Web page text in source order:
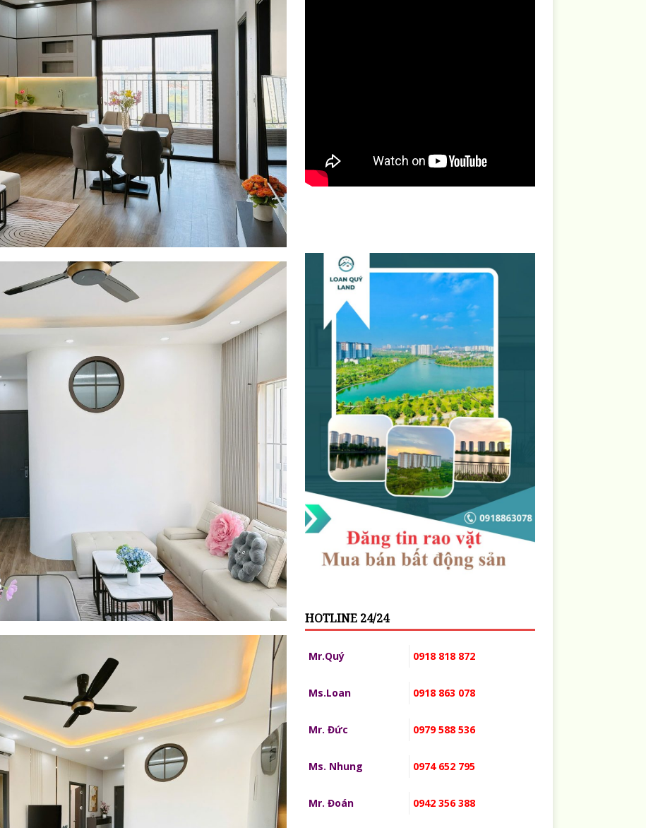
HOTLINE 24/24
Mr.Quý 0918 818 872
Ms.Loan 0918 863 078
Mr. Đức 0979 588 536
Ms. Nhung 0974 652 795
Mr. Đoán 0942 356 388